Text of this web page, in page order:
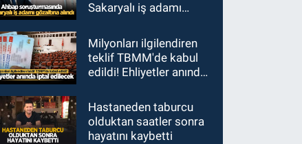
Sakaryalı iş adamı
Milyonları ilgilendiren
teklif TBMM'de kabul
edildi! Ehliyetler anında
Hastaneden taburcu
olduktan saatler sonra
hayatını kaybetti